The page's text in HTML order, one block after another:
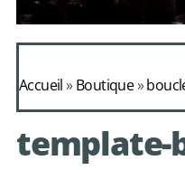
Accueil»Boutique»
template-